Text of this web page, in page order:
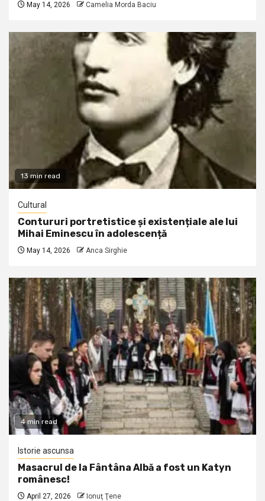
May 14, 2026 Camelia Morda Baciu
13 min read
Cultural
Contururi portretistice și existențiale ale lui
Mihai Eminescu în adolescență
May 14, 2026 Anca Sirghie
4 min read
Istorie ascunsa
Masacrul de la Fântâna Albă a fost un Katyn
românesc!
April 27, 2026 Ionuţ Ţene